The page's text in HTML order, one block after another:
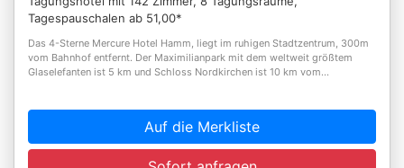
Tagespauschalen ab 51,00*
Das 4-Sterne Mercure Hotel Hamm, liegt im ruhigen Stadtzentrum, 300m
vom Bahnhof entfernt. Der Maximilianpark mit dem weltweit größtem
Glaselefanten ist 5 km und Schloss Nordkirchen ist 10 km vom...
Auf die Merkliste